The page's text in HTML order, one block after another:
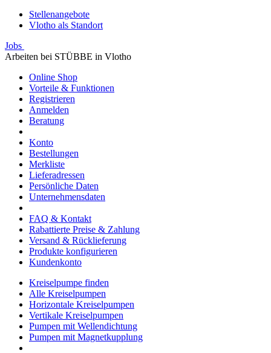
Stellenangebote
Vlotho als Standort
Jobs
Arbeiten bei STÜBBE in Vlotho
Online Shop
Vorteile & Funktionen
Registrieren
Anmelden
Beratung
Konto
Bestellungen
Merkliste
Lieferadressen
Persönliche Daten
Unternehmensdaten
FAQ & Kontakt
Rabattierte Preise & Zahlung
Versand & Rücklieferung
Produkte konfigurieren
Kundenkonto
Kreiselpumpe finden
Alle Kreiselpumpen
Horizontale Kreiselpumpen
Vertikale Kreiselpumpen
Pumpen mit Wellendichtung
Pumpen mit Magnetkupplung